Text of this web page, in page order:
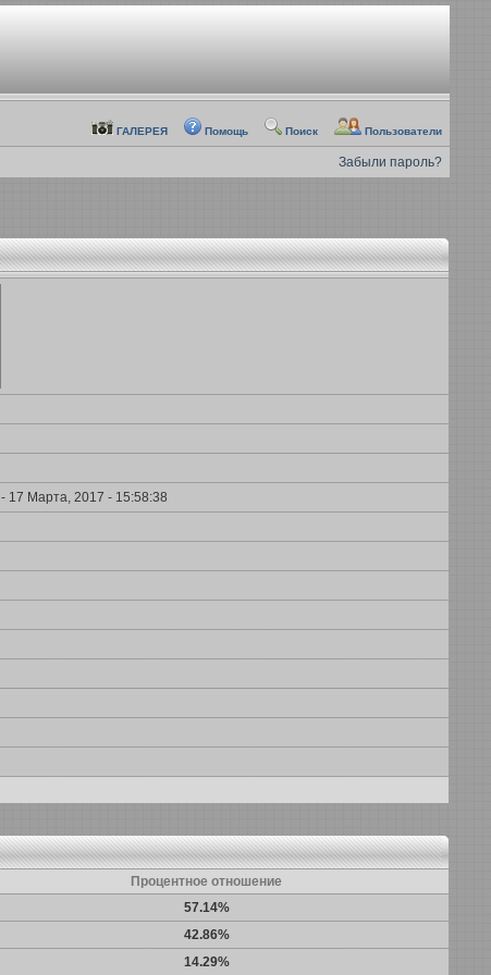
ГАЛЕРЕЯ Помощь Поиск Пользователи
Забыли пароль?
- 17 Марта, 2017 - 15:58:38
Процентное отношение
57.14%
42.86%
14.29%